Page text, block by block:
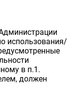
использования/
в п.1.
должен